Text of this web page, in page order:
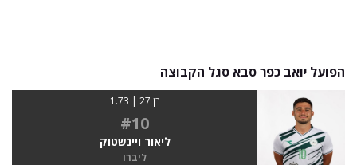
הפועל יואב כפר סבא סגל הקבוצה
בן 27 | 1.73
#10
ליאור ויינשטוק
ליברו